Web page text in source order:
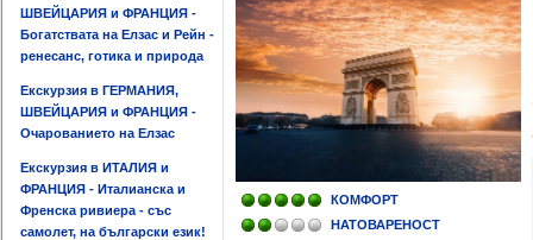
ШВЕЙЦАРИЯ и ФРАНЦИЯ -
Богатствата на Елзас и Рейн -
ренесанс, готика и природа
Екскурзия в ГЕРМАНИЯ,
ШВЕЙЦАРИЯ и ФРАНЦИЯ -
Очарованието на Елзас
Екскурзия в ИТАЛИЯ и
ФРАНЦИЯ - Италианска и
Френска ривиера - със
самолет, на български език!
КОМФОРТ
НАТОВАРЕНОСТ